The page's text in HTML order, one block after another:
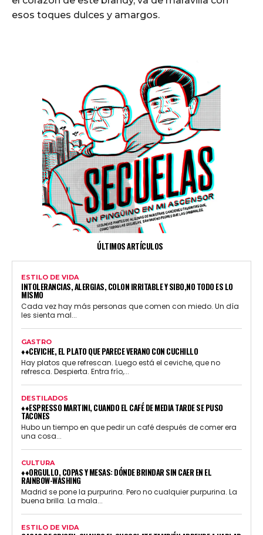
esos toques dulces y amargos.
ÚLTIMOS ARTÍCULOS
ESTILO DE VIDA
INTOLERANCIAS, ALERGIAS, COLON IRRITABLE Y SIBO,NO TODO ES LO
MISMO
Cada vez hay más personas que comen con miedo. Un día
les sienta mal...
GASTRO
♦♦CEVICHE, EL PLATO QUE PARECE VERANO CON CUCHILLO
Hay platos que refrescan. Luego está el ceviche, que no
refresca. Despierta. Entra frío,...
DESTILADOS
♦♦ESPRESSO MARTINI, CUANDO EL CAFÉ DE MEDIA TARDE SE PUSO
TACONES
Hubo un tiempo en que pedir un café después de comer era
una cosa...
CULTURA
♦♦ORGULLO, COPAS Y MESAS: DÓNDE BRINDAR SIN CAER EN EL
RAINBOW-WASHING
Madrid se pone la purpurina. Pero no cualquier purpurina. La
buena brilla. La mala...
ESTILO DE VIDA